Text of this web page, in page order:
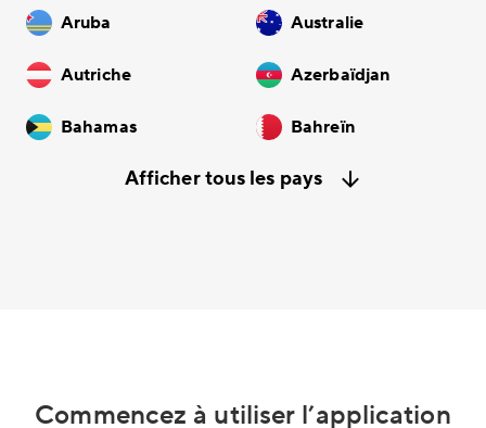
Aruba Australie
Autriche Azerbaïdjan
Bahamas Bahreïn
Afficher tous les pays
Commencez à utiliser l’application